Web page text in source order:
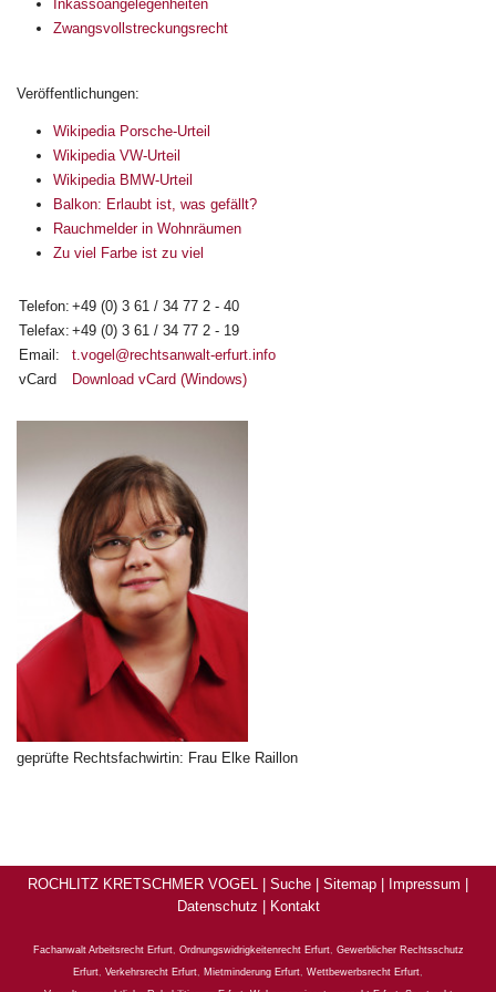
Inkassoangelegenheiten
Zwangsvollstreckungsrecht
Veröffentlichungen:
Wikipedia Porsche-Urteil
Wikipedia VW-Urteil
Wikipedia BMW-Urteil
Balkon: Erlaubt ist, was gefällt?
Rauchmelder in Wohnräumen
Zu viel Farbe ist zu viel
Telefon: +49 (0) 3 61 / 34 77 2 - 40
Telefax: +49 (0) 3 61 / 34 77 2 - 19
Email:
t.vogel@rechtsanwalt-erfurt.info
vCard
Download vCard (Windows)
geprüfte Rechtsfachwirtin: Frau Elke Raillon
ROCHLITZ KRETSCHMER VOGEL | Suche Sitemap Impressum
Datenschutz
Kontakt
Fachanwalt Arbeitsrecht Erfurt, Ordnungswidrigkeitenrecht Erfurt, Gewerblicher Rechtsschutz
Erfurt Verkehrsrecht Erfurt Mietminderung Erfurt Wettbewerbsrecht Erfurt